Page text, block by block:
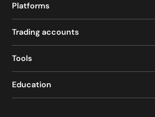
Platforms
Trading accounts
Tools
Education